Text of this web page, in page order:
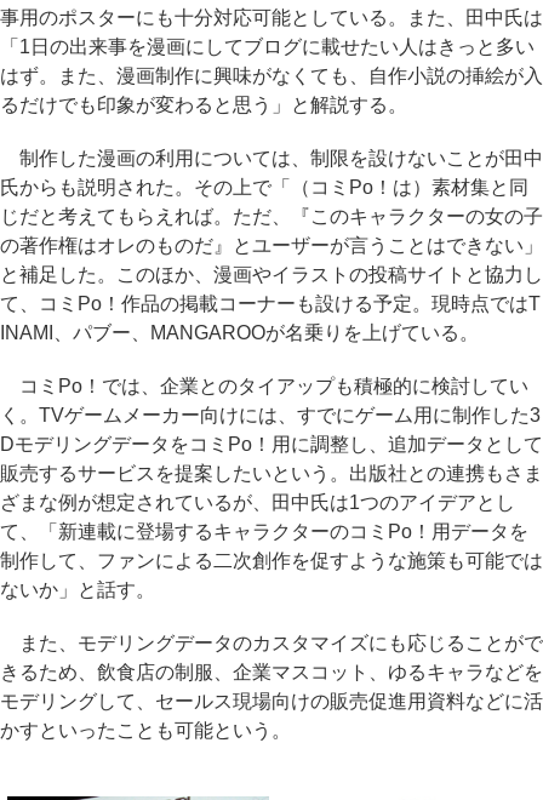
事用のポスターにも十分対応可能としている。また、田中氏は
「1日の出来事を漫画にしてブログに載せたい人はきっと多い
はず。また、漫画制作に興味がなくても、自作小説の挿絵が入
るだけでも印象が変わると思う」と解説する。
制作した漫画の利用については、制限を設けないことが田中
氏からも説明された。その上で「（コミPo！は）素材集と同
じだと考えてもらえれば。ただ、『このキャラクターの女の子
の著作権はオレのものだ』とユーザーが言うことはできない」
と補足した。このほか、漫画やイラストの投稿サイトと協力し
て、コミPo！作品の掲載コーナーも設ける予定。現時点ではT
INAMI、パブー、MANGAROOが名乗りを上げている。
コミPo！では、企業とのタイアップも積極的に検討してい
く。TVゲームメーカー向けには、すでにゲーム用に制作した3
DモデリングデータをコミPo！用に調整し、追加データとして
販売するサービスを提案したいという。出版社との連携もさま
ざまな例が想定されているが、田中氏は1つのアイデアとし
て、「新連載に登場するキャラクターのコミPo！用データを
制作して、ファンによる二次創作を促すような施策も可能では
ないか」と話す。
また、モデリングデータのカスタマイズにも応じることがで
きるため、飲食店の制服、企業マスコット、ゆるキャラなどを
モデリングして、セールス現場向けの販売促進用資料などに活
かすといったことも可能という。